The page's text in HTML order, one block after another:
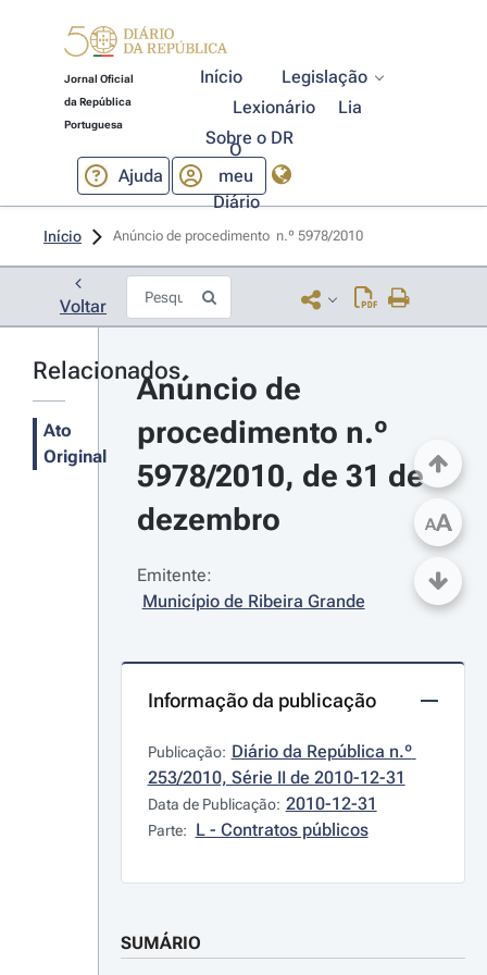
Jornal Oficial
da República
Portuguesa
Início
Legislação
Lexionário
Lia
Sobre o DR
Ajuda
O
meu
Diário
Início Anúncio de procedimento  n.º 5978/2010
Voltar
Relacionados
Ato
Original
Anúncio de
procedimento n.º
5978/2010, de 31 de
dezembro
Emitente:
Município de Ribeira Grande
Informação da publicação
Publicação: Diário da República n.º
253/2010, Série II de 2010-12-31
Data de Publicação: 2010-12-31
Parte: L - Contratos públicos
SUMÁRIO
AA